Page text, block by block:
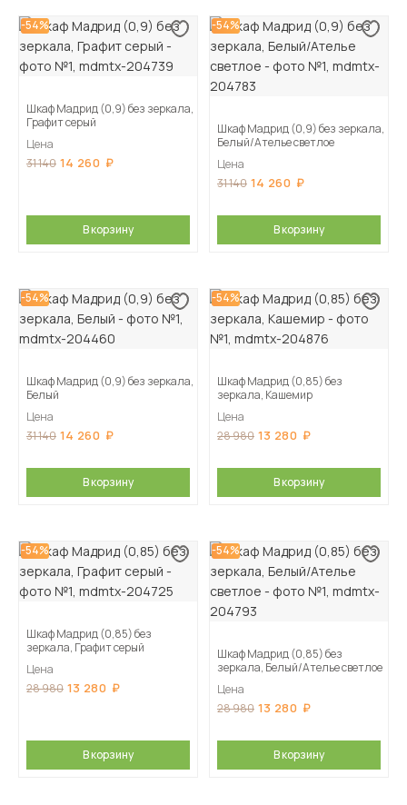
-54%
Шкаф Мадрид (0,9) без зеркала,
Графит серый
Цена
31 140 14 260
В корзину
-54%
Шкаф Мадрид (0,9) без зеркала,
Белый/Ателье светлое
Цена
31 140 14 260
В корзину
-54%
Шкаф Мадрид (0,9) без зеркала,
Белый
Цена
31 140 14 260
В корзину
-54%
Шкаф Мадрид (0,85) без
зеркала, Кашемир
Цена
28 980 13 280
В корзину
-54%
Шкаф Мадрид (0,85) без
зеркала, Графит серый
Цена
28 980 13 280
В корзину
-54%
Шкаф Мадрид (0,85) без
зеркала, Белый/Ателье светлое
Цена
28 980 13 280
В корзину